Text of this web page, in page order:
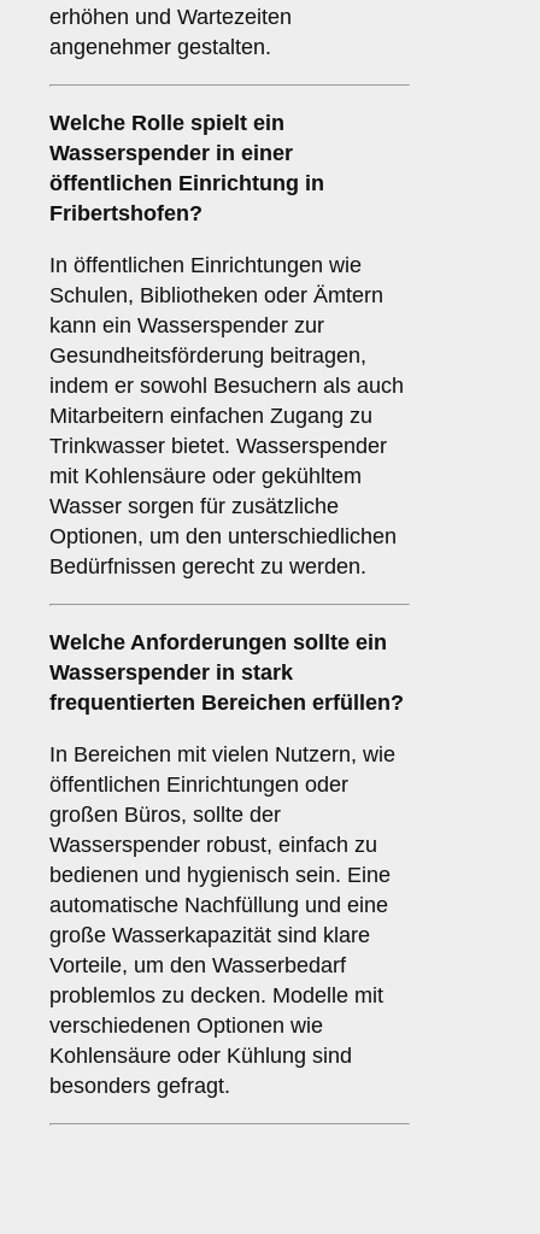
erhöhen und Wartezeiten
angenehmer gestalten.
Welche Rolle spielt ein
Wasserspender in einer
öffentlichen Einrichtung in
Fribertshofen?
In öffentlichen Einrichtungen wie
Schulen, Bibliotheken oder Ämtern
kann ein Wasserspender zur
Gesundheitsförderung beitragen,
indem er sowohl Besuchern als auch
Mitarbeitern einfachen Zugang zu
Trinkwasser bietet. Wasserspender
mit Kohlensäure oder gekühltem
Wasser sorgen für zusätzliche
Optionen, um den unterschiedlichen
Bedürfnissen gerecht zu werden.
Welche Anforderungen sollte ein
Wasserspender in stark
frequentierten Bereichen erfüllen?
In Bereichen mit vielen Nutzern, wie
öffentlichen Einrichtungen oder
großen Büros, sollte der
Wasserspender robust, einfach zu
bedienen und hygienisch sein. Eine
automatische Nachfüllung und eine
große Wasserkapazität sind klare
Vorteile, um den Wasserbedarf
problemlos zu decken. Modelle mit
verschiedenen Optionen wie
Kohlensäure oder Kühlung sind
besonders gefragt.